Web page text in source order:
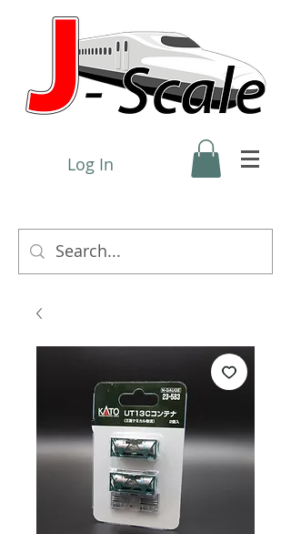
Log In